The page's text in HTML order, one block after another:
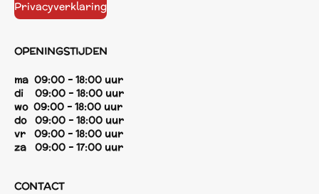
Privacyverklaring
OPENINGSTIJDEN
ma 09:00 - 18:00 uur
di 09:00 - 18:00 uur
wo 09:00 - 18:00 uur
do 09:00 - 18:00 uur
vr 09:00 - 18:00 uur
za 09:00 - 17:00 uur
CONTACT